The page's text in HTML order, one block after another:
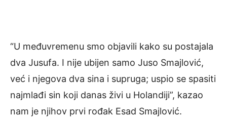
“U međuvremenu smo objavili kako su postajala
dva Jusufa. I nije ubijen samo Juso Smajlović,
već i njegova dva sina i supruga; uspio se spasiti
najmlađi sin koji danas živi u Holandiji”, kazao
nam je njihov prvi rođak Esad Smajlović.